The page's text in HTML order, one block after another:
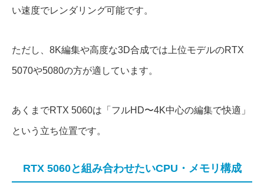
い速度でレンダリング可能です。
ただし、8K編集や高度な3D合成では上位モデルのRTX
5070や5080の方が適しています。
あくまでRTX 5060は「フルHD〜4K中心の編集で快適」
という立ち位置です。
RTX 5060と組み合わせたいCPU・メモリ構成